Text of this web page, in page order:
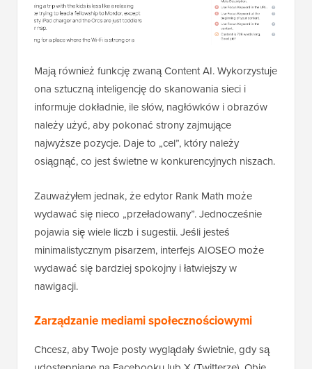
Mają również funkcję zwaną Content AI. Wykorzystuje
ona sztuczną inteligencję do skanowania sieci i
informuje dokładnie, ile słów, nagłówków i obrazów
należy użyć, aby pokonać strony zajmujące
najwyższe pozycje. Daje to „cel”, który należy
osiągnąć, co jest świetne w konkurencyjnych niszach.
Zauważyłem jednak, że edytor Rank Math może
wydawać się nieco „przeładowany”. Jednocześnie
pojawia się wiele liczb i sugestii. Jeśli jesteś
minimalistycznym pisarzem, interfejs AIOSEO może
wydawać się bardziej spokojny i łatwiejszy w
nawigacji.
Zarządzanie mediami społecznościowymi
Chcesz, aby Twoje posty wyglądały świetnie, gdy są